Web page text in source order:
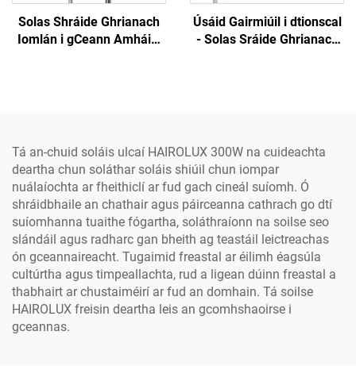
Solas Shráide Ghrianach
Iomlán i gCeann Amháin,
Úsáid Gairmiúil i dtionscal
- Solas Sráide Ghrianach
400W, 500W
Tá an-chuid soláis ulcaí HAIROLUX 300W na cuideachta
deartha chun soláthar soláis shiúil chun iompar
nuálaíochta ar fheithiclí ar fud gach cineál suíomh. Ó
shráidbhaile an chathair agus páirceanna cathrach go dtí
suíomhanna tuaithe fógartha, soláthraíonn na soilse seo
slándáil agus radharc gan bheith ag teastáil leictreachas
ón gceannaireacht. Tugaimid freastal ar éilimh éagsúla
cultúrtha agus timpeallachta, rud a ligean dúinn freastal a
thabhairt ar chustaiméirí ar fud an domhain. Tá soilse
HAIROLUX freisin deartha leis an gcomhshaoirse i
gceannas.